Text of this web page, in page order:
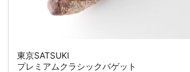
東京SATSUKI
プレミアムクラシックバゲット